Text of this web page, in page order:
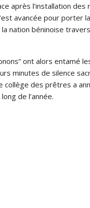
après l’installation
avancée pour porter
la nation béninoise
ont alors entamé
minutes de silence
des prêtres a
de l’année.